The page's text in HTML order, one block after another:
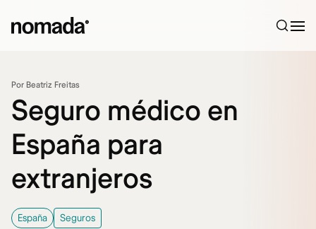
Por Beatriz Freitas
Seguro médico en
España para
extranjeros
España Seguros